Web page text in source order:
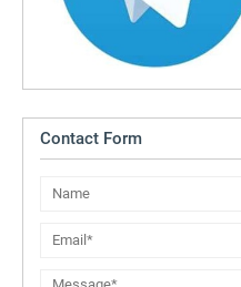
Contact Form